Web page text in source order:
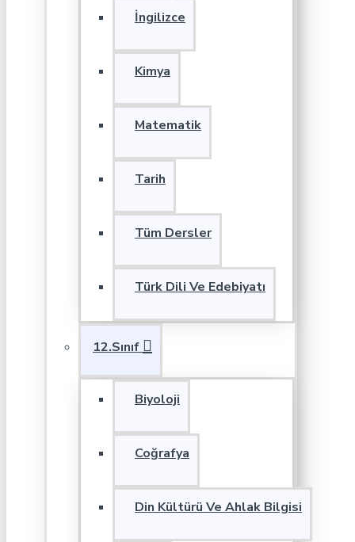
İngilizce
Kimya
Matematik
Tarih
Tüm Dersler
Türk Dili Ve Edebiyatı
12.Sınıf
Biyoloji
Coğrafya
Din Kültürü Ve Ahlak Bilgisi